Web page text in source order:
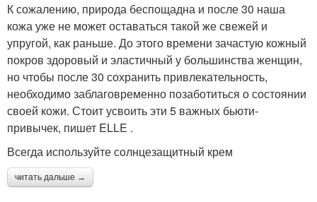
К сожалению, природа беспощадна и после 30 наша
кожа уже не может оставаться такой же свежей и
упругой, как раньше. До этого времени зачастую кожный
покров здоровый и эластичный у большинства женщин,
но чтобы после 30 сохранить привлекательность,
необходимо заблаговременно позаботиться о состоянии
своей кожи. Стоит усвоить эти 5 важных бьюти-
привычек, пишет ELLE .
Всегда используйте солнцезащитный крем
читать дальше →